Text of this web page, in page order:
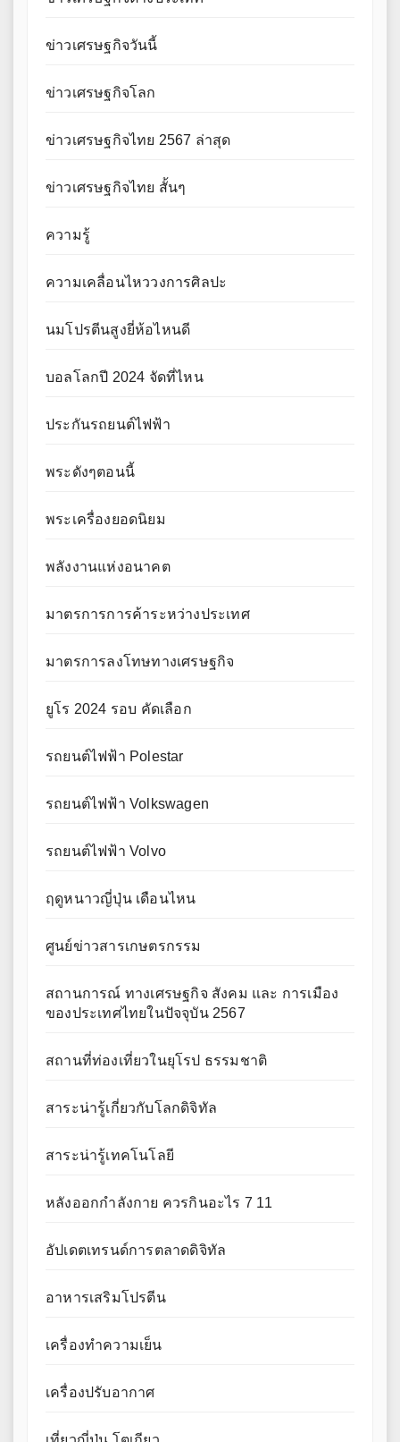
ข่าวเศรษฐกิจวันนี้
ข่าวเศรษฐกิจโลก
ข่าวเศรษฐกิจไทย 2567 ล่าสุด
ข่าวเศรษฐกิจไทย สั้นๆ
ความรู้
ความเคลื่อนไหววงการศิลปะ
นมโปรตีนสูงยี่ห้อไหนดี
บอลโลกปี 2024 จัดที่ไหน
ประกันรถยนต์ไฟฟ้า
พระดังๆตอนนี้
พระเครื่องยอดนิยม
พลังงานแห่งอนาคต
มาตรการการค้าระหว่างประเทศ
มาตรการลงโทษทางเศรษฐกิจ
ยูโร 2024 รอบ คัดเลือก
รถยนต์ไฟฟ้า Polestar
รถยนต์ไฟฟ้า Volkswagen
รถยนต์ไฟฟ้า Volvo
ฤดูหนาวญี่ปุ่น เดือนไหน
ศูนย์ข่าวสารเกษตรกรรม
สถานการณ์ ทางเศรษฐกิจ สังคม และ การเมือง
ของประเทศไทยในปัจจุบัน 2567
สถานที่ท่องเที่ยวในยุโรป ธรรมชาติ
สาระน่ารู้เกี่ยวกับโลกดิจิทัล
สาระน่ารู้เทคโนโลยี
หลังออกกําลังกาย ควรกินอะไร 7 11
อัปเดตเทรนด์การตลาดดิจิทัล
อาหารเสริมโปรตีน
เครื่องทำความเย็น
เครื่องปรับอากาศ